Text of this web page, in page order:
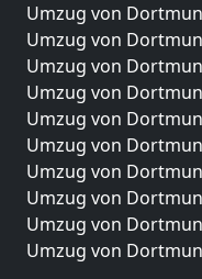
Umzug von
Umzug von
Umzug von
Umzug von
Umzug von
Umzug von
Umzug von
Umzug von
Umzug von
Umzug von